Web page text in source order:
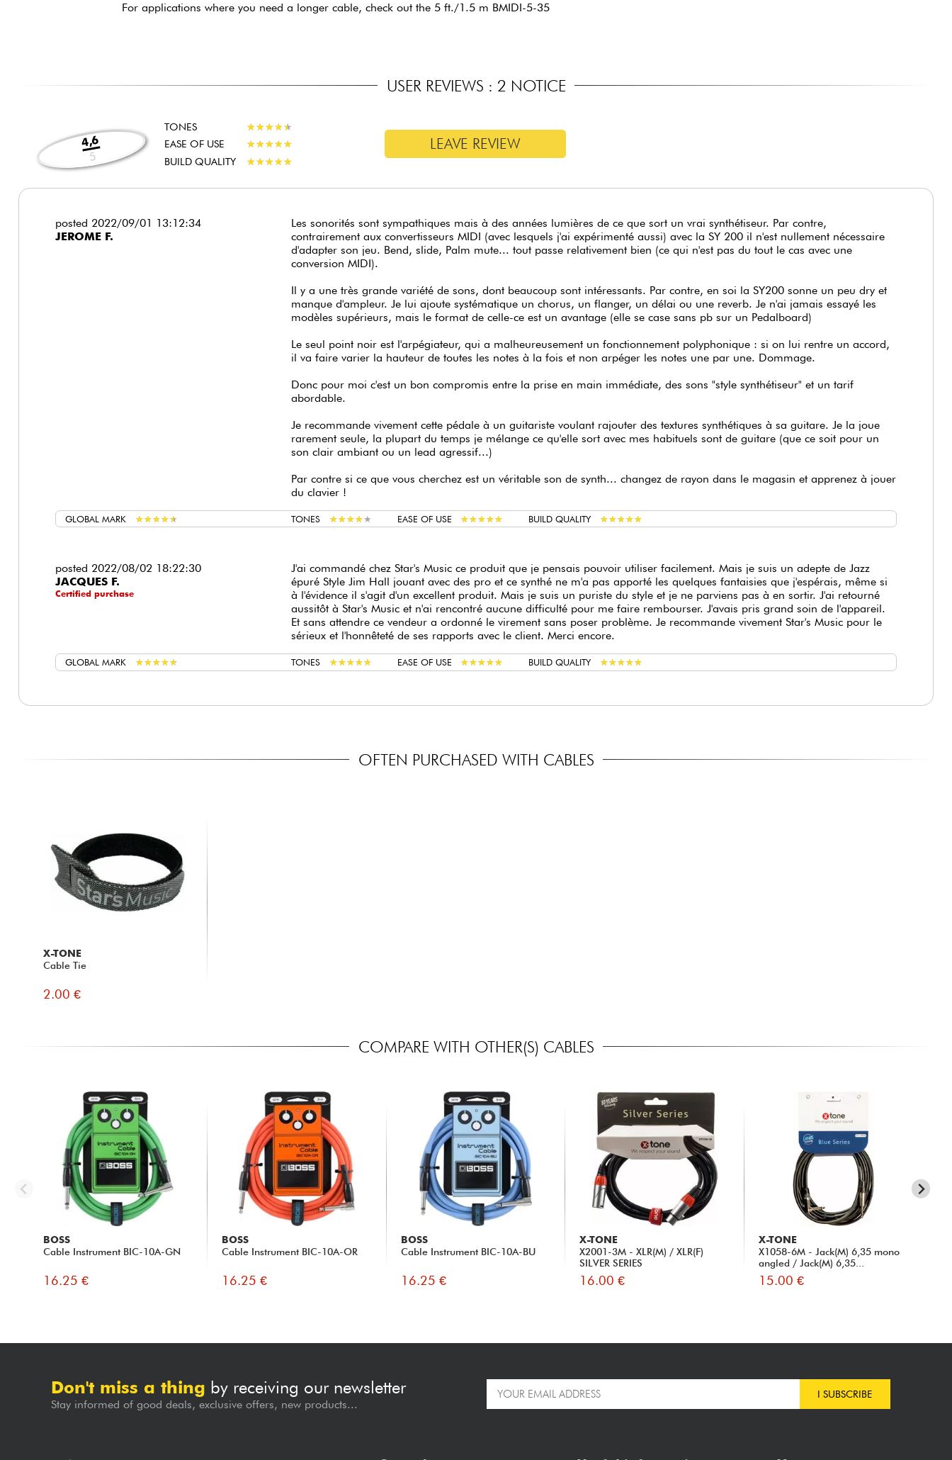
For applications where you need a longer cable, check out the 5 ft./1.5 m BMIDI-5-35
USER REVIEWS : 2 NOTICE
4,6
5
TONES ★★★★★
★★★★★
EASE OF USE
★★★★★
★★★★★
BUILD QUALITY
★★★★★
★★★★★
LEAVE REVIEW
posted 2022/09/01 13:12:34
JEROME F.
Les sonorités sont sympathiques mais à des années lumières de ce que sort un vrai synthétiseur. Par contre,
contrairement aux convertisseurs MIDI (avec lesquels j'ai expérimenté aussi) avec la SY 200 il n'est nullement nécessaire
d'adapter son jeu. Bend, slide, Palm mute... tout passe relativement bien (ce qui n'est pas du tout le cas avec une
conversion MIDI).
Il y a une très grande variété de sons, dont beaucoup sont intéressants. Par contre, en soi la SY200 sonne un peu dry et
manque d'ampleur. Je lui ajoute systématique un chorus, un flanger, un délai ou une reverb. Je n'ai jamais essayé les
modèles supérieurs, mais le format de celle-ce est un avantage (elle se case sans pb sur un Pedalboard)
Le seul point noir est l'arpégiateur, qui a malheureusement un fonctionnement polyphonique : si on lui rentre un accord,
il va faire varier la hauteur de toutes les notes à la fois et non arpéger les notes une par une. Dommage.
Donc pour moi c'est un bon compromis entre la prise en main immédiate, des sons "style synthétiseur" et un tarif
abordable.
Je recommande vivement cette pédale à un guitariste voulant rajouter des textures synthétiques à sa guitare. Je la joue
rarement seule, la plupart du temps je mélange ce qu'elle sort avec mes habituels sont de guitare (que ce soit pour un
son clair ambiant ou un lead agressif...)
Par contre si ce que vous cherchez est un véritable son de synth... changez de rayon dans le magasin et apprenez à jouer
du clavier !
GLOBAL MARK ★★★★★
★★★★★ TONES ★★★★★
★★★★★ EASE OF USE ★★★★★
★★★★★ BUILD QUALITY ★★★★★
★★★★★
posted 2022/08/02 18:22:30
JACQUES F.
Certified purchase
J'ai commandé chez Star's Music ce produit que je pensais pouvoir utiliser facilement. Mais je suis un adepte de Jazz
épuré Style Jim Hall jouant avec des pro et ce synthé ne m'a pas apporté les quelques fantaisies que j'espérais, même si
à l'évidence il s'agit d'un excellent produit. Mais je suis un puriste du style et je ne parviens pas à en sortir. J'ai retourné
aussitôt à Star's Music et n'ai rencontré aucune difficulté pour me faire rembourser. J'avais pris grand soin de l'appareil.
Et sans attendre ce vendeur a ordonné le virement sans poser problème. Je recommande vivement Star's Music pour le
sérieux et l'honnêteté de ses rapports avec le client. Merci encore.
GLOBAL MARK ★★★★★
★★★★★ TONES ★★★★★
★★★★★ EASE OF USE ★★★★★
★★★★★ BUILD QUALITY ★★★★★
★★★★★
OFTEN PURCHASED WITH CABLES
X-TONE
Cable Tie
2.00 €
COMPARE WITH OTHER(S) CABLES
BOSS
Cable Instrument BIC-10A-GN
16.25 €
BOSS
Cable Instrument BIC-10A-OR
16.25 €
BOSS
Cable Instrument BIC-10A-BU
16.25 €
X-TONE
X2001-3M - XLR(M) / XLR(F)
SILVER SERIES
16.00 €
X-TONE
X1058-6M - Jack(M) 6,35 mono
angled / Jack(M) 6,35...
15.00 €
Don't miss a thing by receiving our newsletter
Stay informed of good deals, exclusive offers, new products...
I SUBSCRIBE